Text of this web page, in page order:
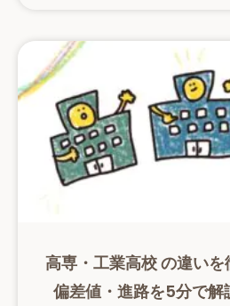
高専・工業高校 の違いを
偏差値・進路を5分で